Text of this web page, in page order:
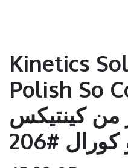
Kinetics
Polish So
من كينتيكس
#206